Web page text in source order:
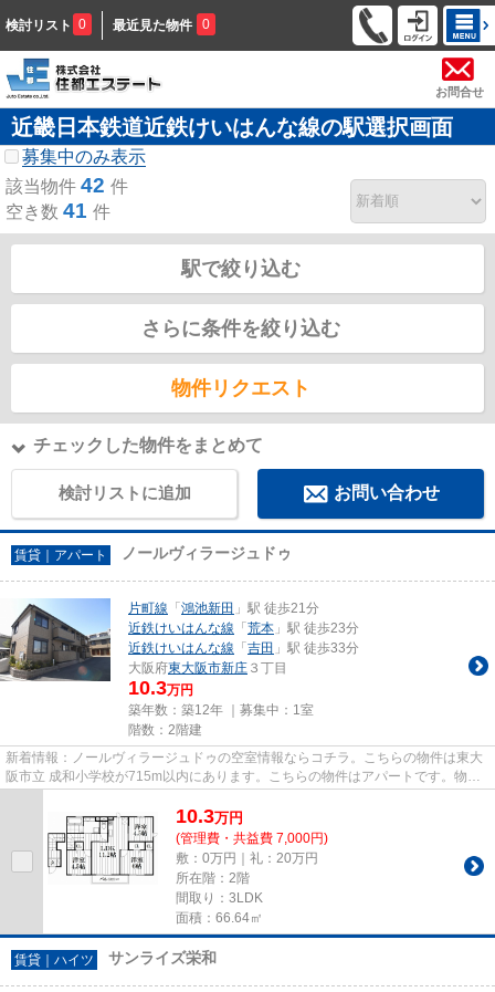
検討リスト 0 最近見た物件 0
お問合せ
近畿日本鉄道近鉄けいはんな線の駅選択画面
募集中のみ表示
該当物件 42 件
空き数 41 件
駅で絞り込む
さらに条件を絞り込む
物件リクエスト
チェックした物件をまとめて
検討リストに追加 お問い合わせ
賃貸｜アパート ノールヴィラージュドゥ
片町線 「 鴻池新田 」駅 徒歩21分
近鉄けいはんな線 「 荒本 」駅 徒歩23分
近鉄けいはんな線 「 吉田 」駅 徒歩33分
大阪府東大阪市新庄 ３丁目
10.3万円
築年数：築12年 ｜募集中： 1室
階数：2階建
新着情報：ノールヴィラージュドゥの空室情報ならコチラ。こちらの物件は東大
阪市立 成和小学校が715m以内にあります。こちらの物件はアパートです。物件
10.3万円
(管理費・共益費 7,000円)
敷：0万円｜礼：20万円
所在階：2階
間取り：3LDK
面積：66.64㎡
賃貸｜ハイツ サンライズ栄和